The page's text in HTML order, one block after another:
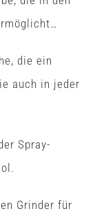
die ein
auch in jeder
Spray-
Grinder für